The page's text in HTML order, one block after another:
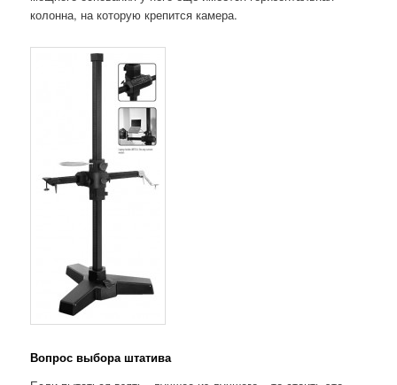
колонна, на которую крепится камера.
Вопрос выбора штатива